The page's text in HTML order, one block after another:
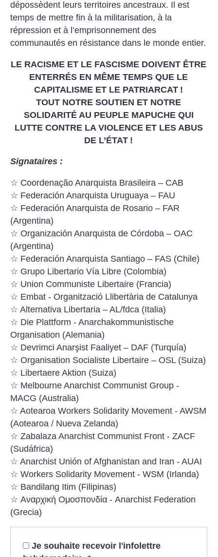
dépossèdent leurs territoires ancestraux. Il est
temps de mettre fin à la militarisation, à la
répression et à l’emprisonnement des
communautés en résistance dans le monde entier.
LE RACISME ET LE FASCISME DOIVENT ÊTRE
ENTERRÉS EN MÊME TEMPS QUE LE
CAPITALISME ET LE PATRIARCAT !
TOUT NOTRE SOUTIEN ET NOTRE
SOLIDARITÉ AU PEUPLE MAPUCHE QUI
LUTTE CONTRE LA VIOLENCE ET LES ABUS
DE L’ÉTAT !
Signataires :
☆ Coordenação Anarquista Brasileira – CAB
☆ Federación Anarquista Uruguaya – FAU
☆ Federación Anarquista de Rosario – FAR
(Argentina)
☆ Organización Anarquista de Córdoba – OAC
(Argentina)
☆ Federación Anarquista Santiago – FAS (Chile)
☆ Grupo Libertario Vía Libre (Colombia)
☆ Union Communiste Libertaire (Francia)
☆ Embat - Organització Llibertària de Catalunya
☆ Alternativa Libertaria – AL/fdca (Italia)
☆ Die Plattform - Anarchakommunistische
Organisation (Alemania)
☆ Devrimci Anarşist Faaliyet – DAF (Turquía)
☆ Organisation Socialiste Libertaire – OSL (Suiza)
☆ Libertaere Aktion (Suiza)
☆ Melbourne Anarchist Communist Group -
MACG (Australia)
☆ Aotearoa Workers Solidarity Movement - AWSM
(Aotearoa / Nueva Zelanda)
☆ Zabalaza Anarchist Communist Front - ZACF
(Sudáfrica)
☆ Anarchist Unión of Afghanistan and Iran - AUAI
☆ Workers Solidarity Movement - WSM (Irlanda)
☆ Bandilang Itim (Filipinas)
☆ Αναρχική Ομοσπονδία - Anarchist Federation
(Grecia)
Je souhaite recevoir l'infolettre